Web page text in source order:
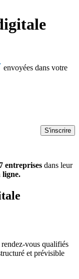
envoyées dans votre
entreprises dans leur
ligne.
vous qualifiés
et prévisible